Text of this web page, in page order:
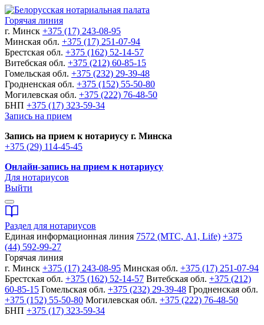
Горячая линия
г. Минск +375 (17) 243-08-95
Минская обл. +375 (17) 251-07-94
Брестская обл. +375 (162) 52-14-57
Витебская обл. +375 (212) 60-85-15
Гомельская обл. +375 (232) 29-39-48
Гродненская обл. +375 (152) 55-50-80
Могилевская обл. +375 (222) 76-48-50
БНП +375 (17) 323-59-34
Запись на прием
Запись на прием к нотариусу г. Минска
+375 (29) 114-45-45
Онлайн-запись на прием к нотариусу
Для нотариусов
Выйти
Раздел для нотариусов
Единая информационная линия 7572 (МТС, A1, Life) +375
(44) 592-99-27
Горячая линия
г. Минск +375 (17) 243-08-95 Минская обл. +375 (17) 251-07-94
Брестская обл. +375 (162) 52-14-57 Витебская обл. +375 (212)
60-85-15 Гомельская обл. +375 (232) 29-39-48 Гродненская обл.
+375 (152) 55-50-80 Могилевская обл. +375 (222) 76-48-50
БНП +375 (17) 323-59-34